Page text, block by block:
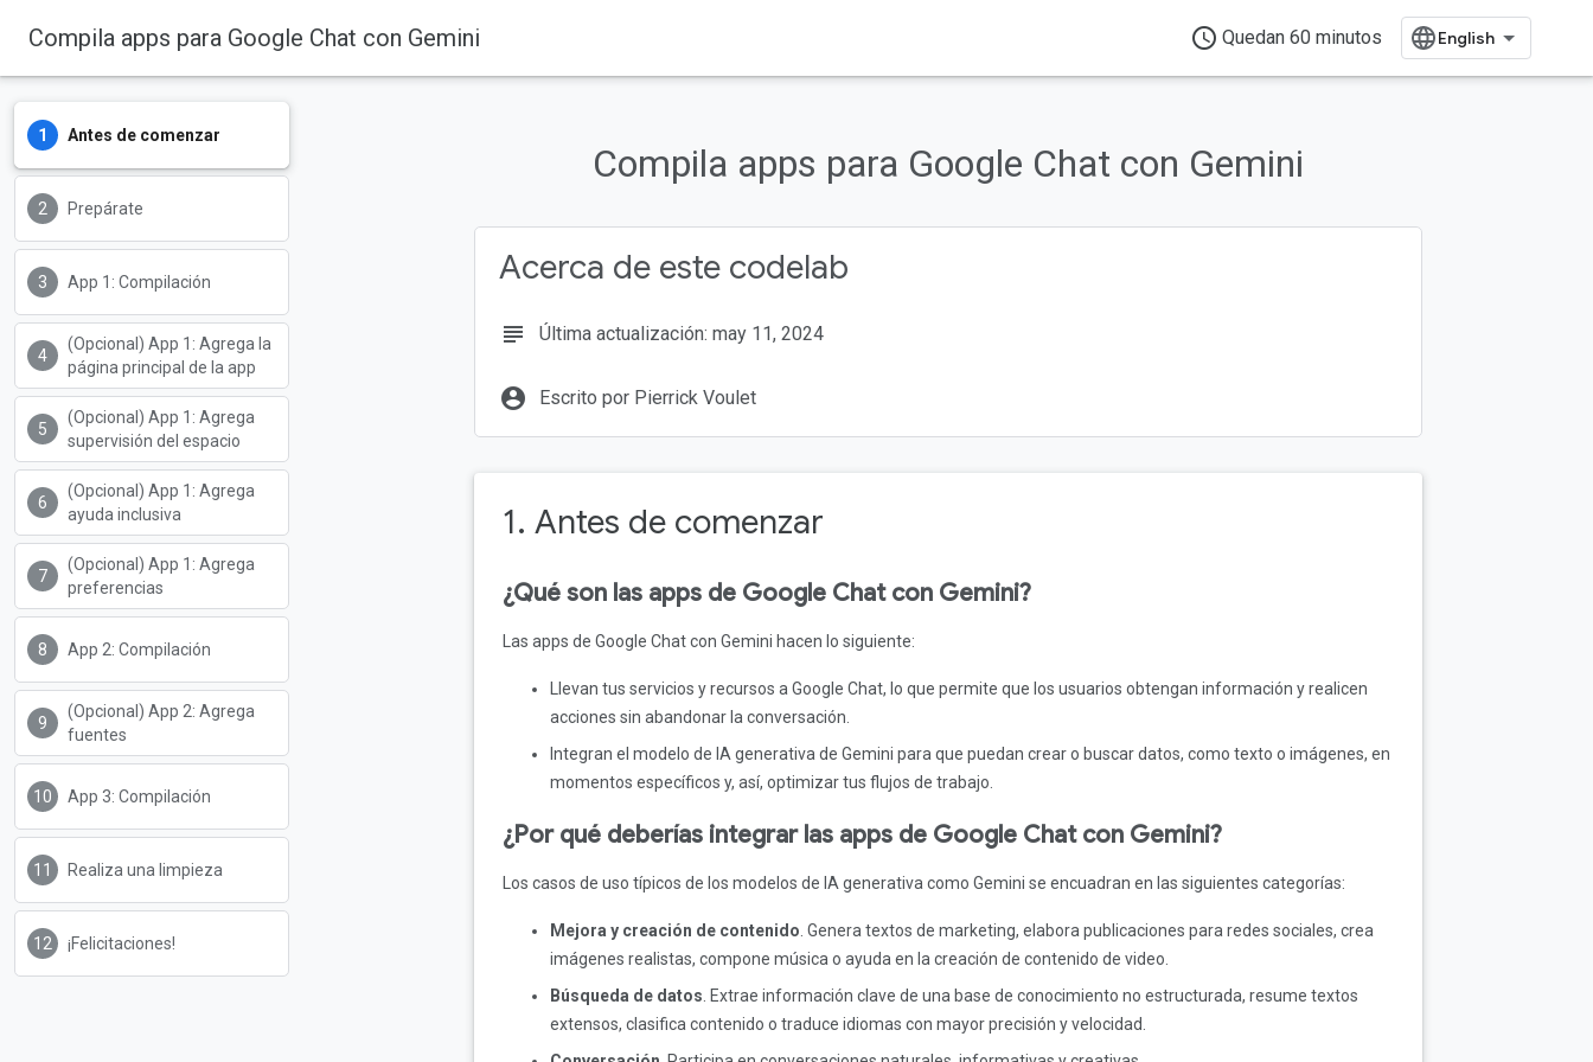
Compila apps para Google Chat con Gemini access_time Quedan 60 minutos
Antes de comenzar
Prepárate
App 1: Compilación
(Opcional) App 1: Agrega la
página principal de la app
(Opcional) App 1: Agrega
supervisión del espacio
(Opcional) App 1: Agrega
ayuda inclusiva
(Opcional) App 1: Agrega
preferencias
App 2: Compilación
(Opcional) App 2: Agrega
fuentes
App 3: Compilación
Realiza una limpieza
¡Felicitaciones!
Compila apps para Google Chat con Gemini
Acerca de este codelab
subject Última actualización: may 11, 2024
account_circle Escrito por Pierrick Voulet
1. Antes de comenzar
¿Qué son las apps de Google Chat con Gemini?
Las apps de Google Chat con Gemini hacen lo siguiente:
Llevan tus servicios y recursos a Google Chat, lo que permite que los usuarios obtengan información y realicen
acciones sin abandonar la conversación.
Integran el modelo de IA generativa de Gemini para que puedan crear o buscar datos, como texto o imágenes, en
momentos específicos y, así, optimizar tus flujos de trabajo.
¿Por qué deberías integrar las apps de Google Chat con Gemini?
Los casos de uso típicos de los modelos de IA generativa como Gemini se encuadran en las siguientes categorías:
Mejora y creación de contenido . Genera textos de marketing, elabora publicaciones para redes sociales, crea
imágenes realistas, compone música o ayuda en la creación de contenido de video.
Búsqueda de datos . Extrae información clave de una base de conocimiento no estructurada, resume textos
extensos, clasifica contenido o traduce idiomas con mayor precisión y velocidad.